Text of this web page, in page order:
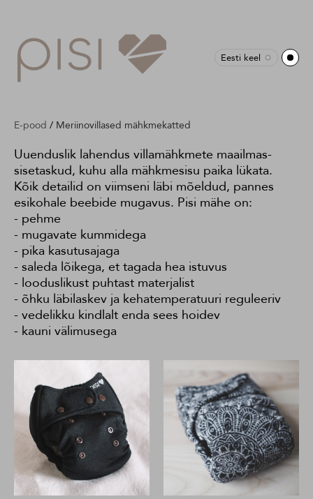
Eesti keel
E-pood / Meriinovillased mähkmekatted
Uuenduslik lahendus villamähkmete maailmas-
sisetaskud, kuhu alla mähkmesisu paika lükata.
Kõik detailid on viimseni läbi mõeldud, pannes
esikohale beebide mugavus. Pisi mähe on:
- pehme
- mugavate kummidega
- pika kasutusajaga
- saleda lõikega, et tagada hea istuvus
- looduslikust puhtast materjalist
- õhku läbilaskev ja kehatemperatuuri reguleeriv
- vedelikku kindlalt enda sees hoidev
- kauni välimusega